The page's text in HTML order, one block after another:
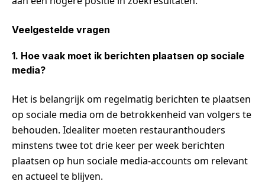
Veelgestelde vragen
1. Hoe vaak moet ik berichten plaatsen op sociale
media?
Het is belangrijk om regelmatig berichten te plaatsen
op sociale media om de betrokkenheid van volgers te
behouden. Idealiter moeten restauranthouders
minstens twee tot drie keer per week berichten
plaatsen op hun sociale media-accounts om relevant
en actueel te blijven.